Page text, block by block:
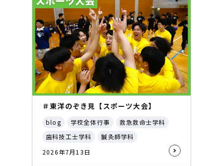
＃東洋のぞき見【スポーツ大会】
blog 学校全体行事
救急救命士学科
歯科技工士学科
鍼灸師学科
2026年7月13日